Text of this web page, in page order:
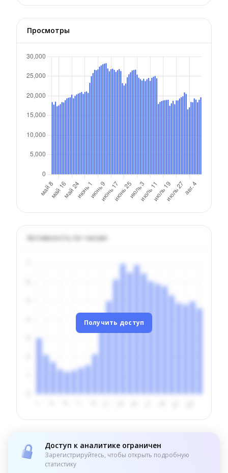
Просмотры
Активность по часам
Получить доступ
Доступ к аналитике ограничен
Зарегистрируйтесь, чтобы открыть подробную
статистику